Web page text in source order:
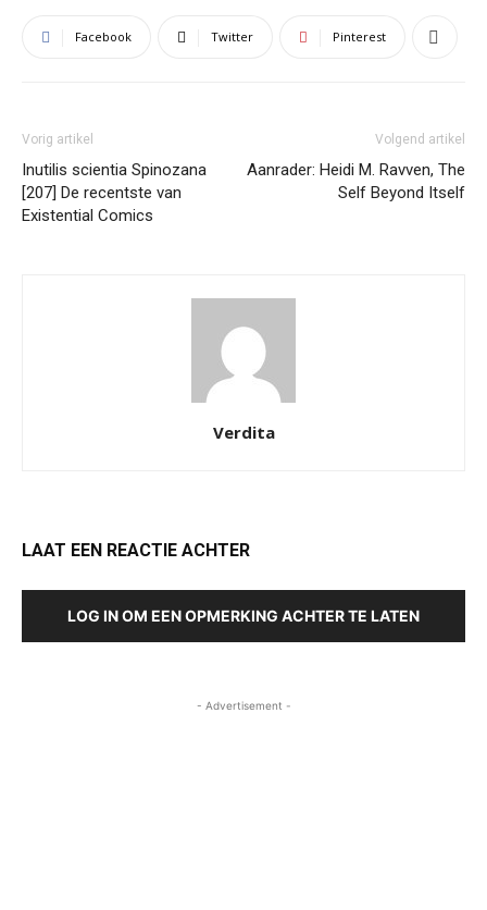
Facebook Twitter Pinterest
Vorig artikel
Inutilis scientia Spinozana
[207] De recentste van
Existential Comics
Volgend artikel
Aanrader: Heidi M. Ravven, The
Self Beyond Itself
Verdita
LAAT EEN REACTIE ACHTER
LOG IN OM EEN OPMERKING ACHTER TE LATEN
- Advertisement -